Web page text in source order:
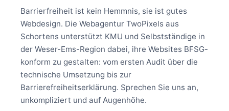
Barrierfreiheit ist kein Hemmnis, sie ist gutes
Webdesign. Die Webagentur TwoPixels aus
Schortens unterstützt KMU und Selbstständige in
der Weser-Ems-Region dabei, ihre Websites BFSG-
konform zu gestalten: vom ersten Audit über die
technische Umsetzung bis zur
Barrierefreiheitserklärung. Sprechen Sie uns an,
unkompliziert und auf Augenhöhe.